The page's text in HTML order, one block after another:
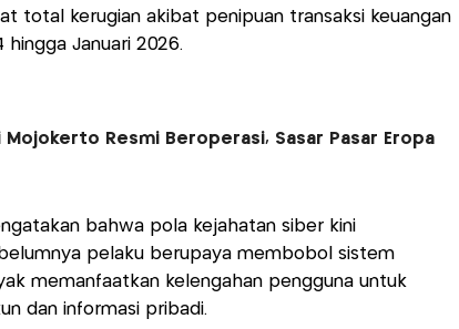
total kerugian akibat penipuan transaksi keuangan
hingga Januari 2026.
Mojokerto Resmi Beroperasi, Sasar Pasar Eropa
bahwa pola kejahatan siber kini
pelaku berupaya membobol sistem
memanfaatkan kelengahan pengguna untuk
dan informasi pribadi.